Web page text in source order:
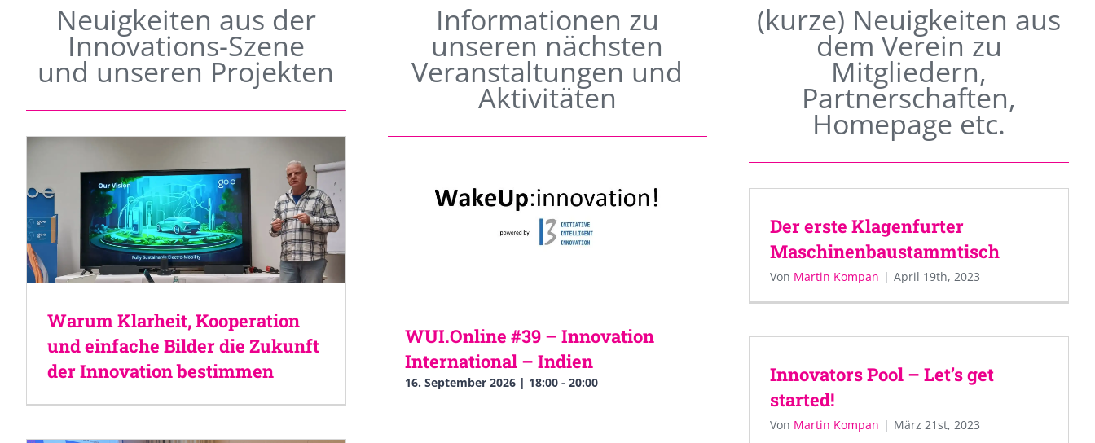
Neuigkeiten aus der
Innovations-Szene
und unseren Projekten
Warum Klarheit, Kooperation
und einfache Bilder die Zukunft
der Innovation bestimmen
Informationen zu
unseren nächsten
Veranstaltungen und
Aktivitäten
WUI.Online #39 – Innovation
International – Indien
16. September 2026 | 18:00- 20:00
(kurze) Neuigkeiten aus
dem Verein zu
Mitgliedern,
Partnerschaften,
Homepage etc.
Der erste Klagenfurter
Maschinenbaustammtisch
Von Martin Kompan | April 19th, 2023
Innovators Pool – Let’s get
started!
Von Martin Kompan | März 21st, 2023